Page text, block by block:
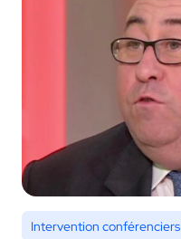
Intervention conférenciers